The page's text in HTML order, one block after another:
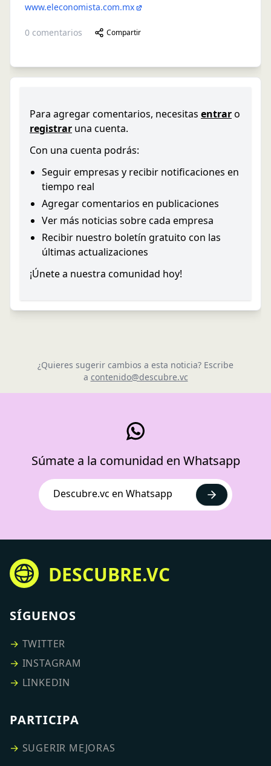
www.eleconomista.com.mx
0 comentarios Compartir
Para agregar comentarios, necesitas entraro
registrar una cuenta.
Con una cuenta podrás:
Seguir empresas y recibir notificaciones en
tiempo real
Agregar comentarios en publicaciones
Ver más noticias sobre cada empresa
Recibir nuestro boletín gratuito con las
últimas actualizaciones
¡Únete a nuestra comunidad hoy!
¿Quieres sugerir cambios a esta noticia? Escribe
a contenido@descubre.vc
Súmate a la comunidad en Whatsapp
Descubre.vc en Whatsapp
DESCUBRE.VC
SÍGUENOS
→ TWITTER
→ INSTAGRAM
→ LINKEDIN
PARTICIPA
→ SUGERIR MEJORAS